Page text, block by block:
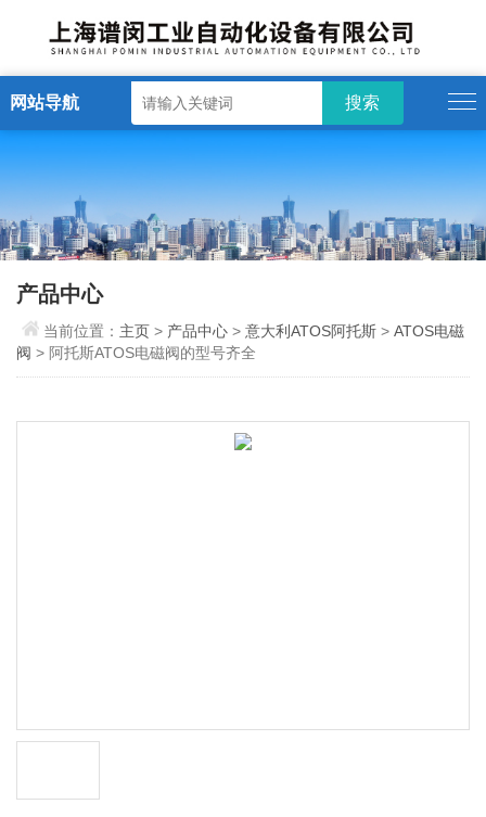
网站导航
产品中心
当前位置： 主页> 产品中心 >意大利ATOS阿托斯 >ATOS电磁
阀 > 阿托斯ATOS电磁阀的型号齐全